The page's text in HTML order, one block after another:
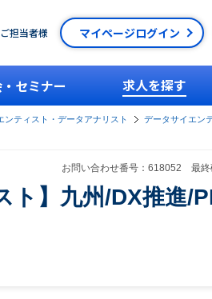
担当者様 マイページログイン
セミナー 求人を探す
ンティスト・データアナリスト
データサイエン
お問い合わせ番号：618052 最終
ト】九州/DX推進/